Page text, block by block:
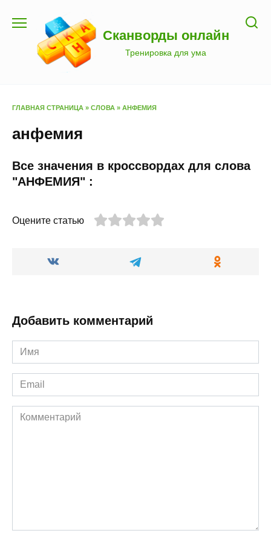
содержанию
Сканворды онлайн
Тренировка для ума
ГЛАВНАЯ СТРАНИЦА » СЛОВА » АНФЕМИЯ
анфемия
Все значения в кроссвордах для слова
"АНФЕМИЯ" :
Оцените статью
Добавить комментарий
Имя
*
Email
*
Комментарий